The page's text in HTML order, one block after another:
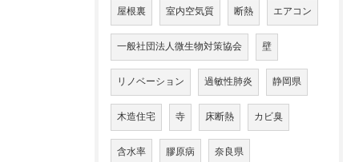
屋根裏 室内空気質 断熱 エアコン
一般社団法人微生物対策協会 壁
リノベーション 過敏性肺炎 静岡県
木造住宅 寺 床断熱 カビ臭
含水率 膠原病 奈良県